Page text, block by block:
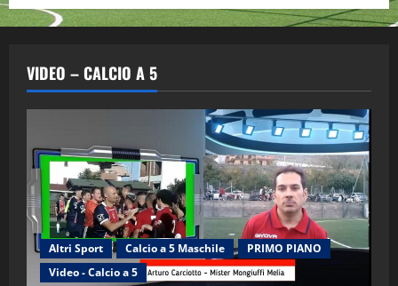
VIDEO – CALCIO A 5
Altri Sport Calcio a 5 Maschile
PRIMO PIANO
Video - Calcio a 5